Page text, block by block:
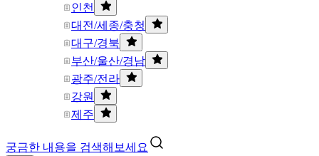
인천
대전/세종/충청
대구/경북
부산/울산/경남
광주/전라
강원
제주
궁금한 내용을 검색해보세요